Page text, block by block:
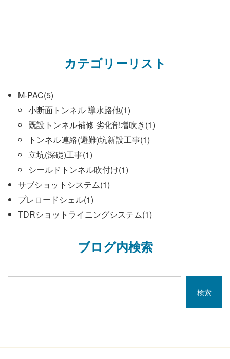
カテゴリーリスト
M-PAC(5)
小断面トンネル 導水路他(1)
既設トンネル補修 劣化部増吹き(1)
トンネル連絡(避難)坑新設工事(1)
立坑(深礎)工事(1)
シールドトンネル吹付け(1)
サブショットシステム(1)
プレロードシェル(1)
TDRショットライニングシステム(1)
ブログ内検索